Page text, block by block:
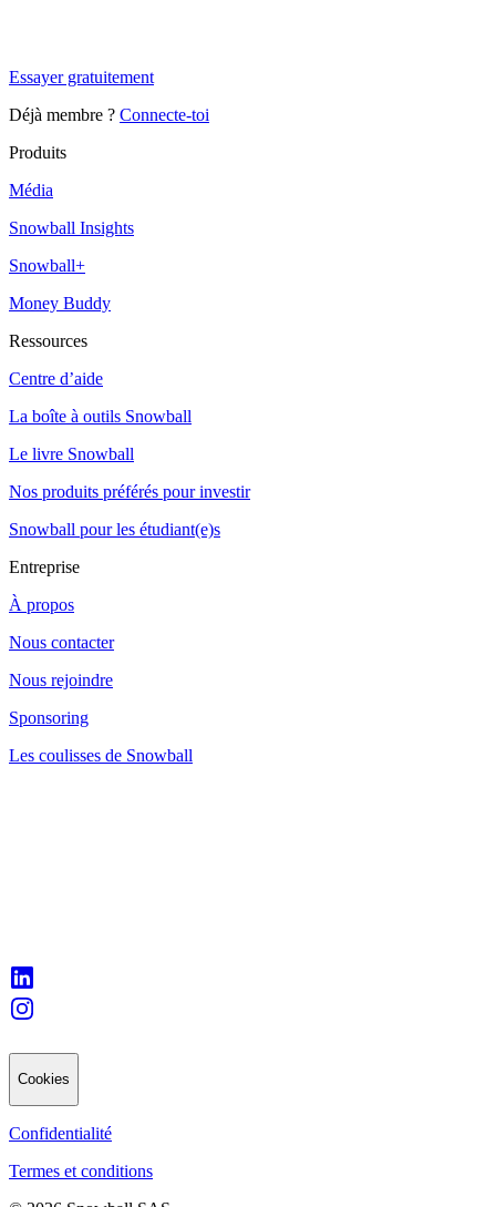
Essayer gratuitement
Déjà membre ? Connecte-toi
Produits
Média
Snowball Insights
Snowball+
Money Buddy
Ressources
Centre d’aide
La boîte à outils Snowball
Le livre Snowball
Nos produits préférés pour investir
Snowball pour les étudiant(e)s
Entreprise
À propos
Nous contacter
Nous rejoindre
Sponsoring
Les coulisses de Snowball
Cookies
Confidentialité
Termes et conditions